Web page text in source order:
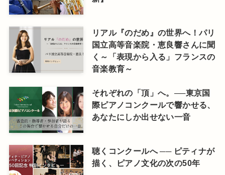
リアル『のだめ』の世界へ！パリ
国立高等音楽院・恵良響さんに聞
く～「表現から入る」フランスの
音楽教育～
それぞれの「頂」へ。──東京国
際ピアノコンクールで響かせる、
あなたにしか出せない一音
聴くコンクールへ ── ピティナが
描く、ピアノ文化の次の50年